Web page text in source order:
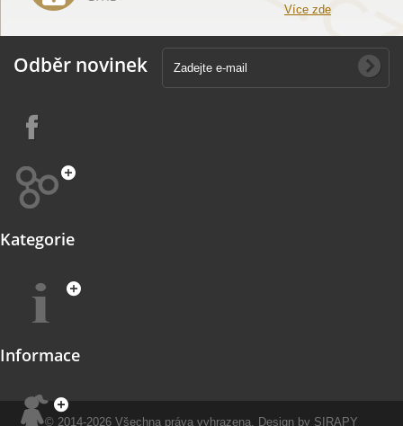
Více zde
Odběr novinek
Kategorie
Informace
© 2014-2026 Všechna práva vyhrazena. Design by SIRAPY